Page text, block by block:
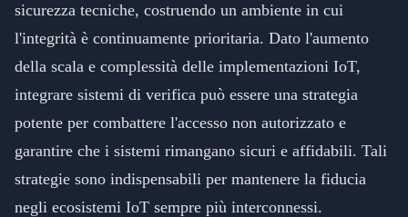
sicurezza tecniche, costruendo un ambiente in cui
l'integrità è continuamente prioritaria. Dato l'aumento
della scala e complessità delle implementazioni IoT,
integrare sistemi di verifica può essere una strategia
potente per combattere l'accesso non autorizzato e
garantire che i sistemi rimangano sicuri e affidabili. Tali
strategie sono indispensabili per mantenere la fiducia
negli ecosistemi IoT sempre più interconnessi.